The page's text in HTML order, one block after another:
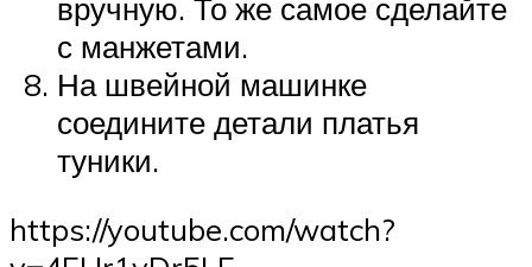
вручную. То же самое сделайте
с манжетами.
На швейной машинке
соедините детали платья
туники.
https://youtube.com/watch?